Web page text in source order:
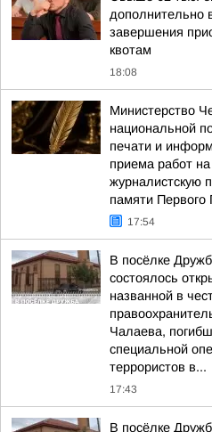
дополнительно
завершения
квотам
18:08
Министерство
национальной
печати и
приема работ
журналистскую
памяти Первого
17:54
В посёлке
состоялось
названной в
Чалаева,
специальной
террористов в...
17:43
В посёлке